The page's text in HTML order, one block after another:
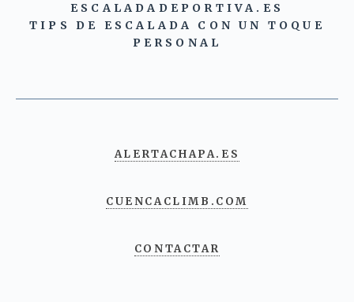
ESCALADADEPORTIVA.ES
TIPS DE ESCALADA CON UN TOQUE
PERSONAL
ALERTACHAPA.ES
CUENCACLIMB.COM
CONTACTAR